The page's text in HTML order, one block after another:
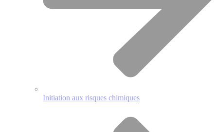
Initiation aux risques chimiques